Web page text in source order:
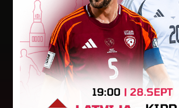
Jaunākās